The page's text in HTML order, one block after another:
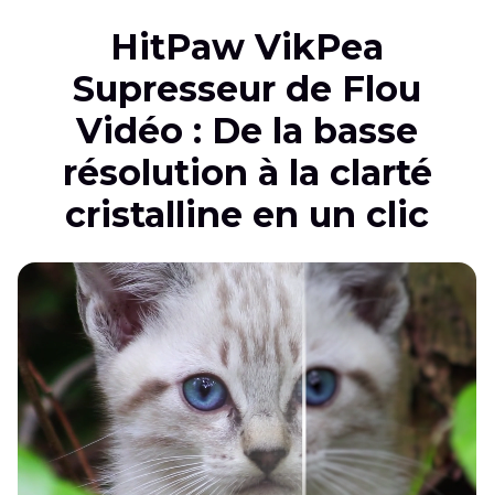
HitPaw VikPea
Supresseur de Flou
Vidéo : De la basse
résolution à la clarté
cristalline en un clic